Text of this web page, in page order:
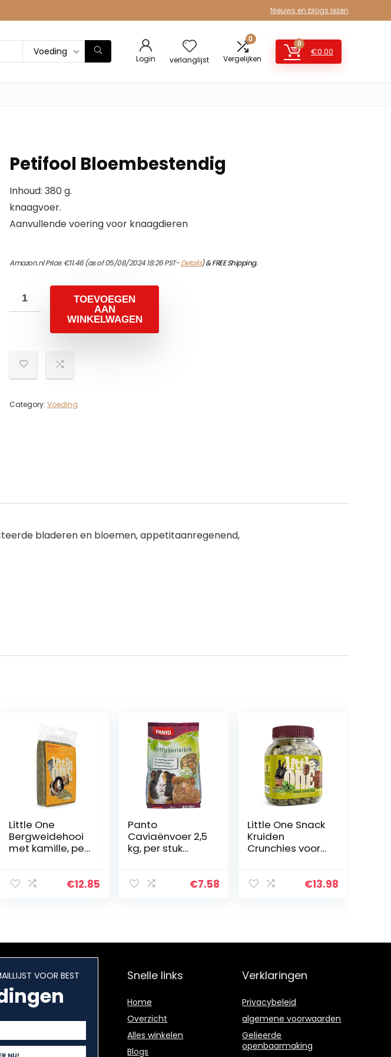
Nieuws en blogs lezen
Voeding
Login verlanglijst
0
Vergelijken
0
€0.00
Petifool Bloembestendig
Inhoud: 380 g.
knaagvoer.
Aanvullende voering voor knaagdieren
Amazon.nl Price:€11.46(as of 05/08/2024 18:26 PST-Details)&FREE Shipping.
TOEVOEGEN
AAN
WINKELWAGEN
Category: Voeding
bladeren en bloemen, appetitaanregenend,
Little One
Bergweidehooi
met kamille, per
€12.85
Panto
Caviaënvoer 2,5
kg, per stuk
€7.58
Little One Snack
Kruiden
Crunchies voor
€13.98
VOOR BEST Snelle links
Home
Overzicht
Alles winkelen
Blogs
Verklaringen
Privacybeleid
algemene voorwaarden
Gelieerde
openbaarmaking